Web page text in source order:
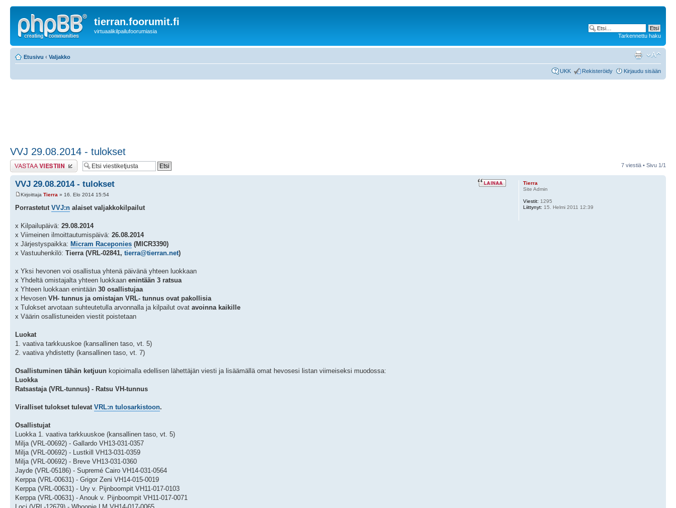
tierran.foorumit.fi
virtuaalikilpailufoorumiasia
Tarkennettu haku
Etusivu ‹ Valjakko
UKK Rekisteröidy Kirjaudu sisään
VVJ 29.08.2014 - tulokset
Lähetä vastaus 7 viestiä • Sivu 1/1
VVJ 29.08.2014 - tulokset
Kirjoittaja Tierra » 16. Elo 2014 15:54
Porrastetut VVJ:n alaiset valjakkokilpailut
x Kilpailupäivä: 29.08.2014
x Viimeinen ilmoittautumispäivä: 26.08.2014
x Järjestyspaikka: Micram Raceponies (MICR3390)
x Vastuuhenkilö: Tierra (VRL-02841, tierra@tierran.net)
x Yksi hevonen voi osallistua yhtenä päivänä yhteen luokkaan
x Yhdeltä omistajalta yhteen luokkaan enintään 3 ratsua
x Yhteen luokkaan enintään 30 osallistujaa
x Hevosen VH- tunnus ja omistajan VRL- tunnus ovat pakollisia
x Tulokset arvotaan suhteutetulla arvonnalla ja kilpailut ovat avoinna kaikille
x Väärin osallistuneiden viestit poistetaan
Luokat
1. vaativa tarkkuuskoe (kansallinen taso, vt. 5)
2. vaativa yhdistetty (kansallinen taso, vt. 7)
Osallistuminen tähän ketjuun kopioimalla edellisen lähettäjän viesti ja lisäämällä omat hevosesi listan viimeiseksi muodossa:
Luokka
Ratsastaja (VRL-tunnus) - Ratsu VH-tunnus
Viralliset tulokset tulevat VRL:n tulosarkistoon.
Osallistujat
Luokka 1. vaativa tarkkuuskoe (kansallinen taso, vt. 5)
Milja (VRL-00692) - Gallardo VH13-031-0357
Milja (VRL-00692) - Lustkill VH13-031-0359
Milja (VRL-00692) - Breve VH13-031-0360
Jayde (VRL-05186) - Supremé Cairo VH14-031-0564
Kerppa (VRL-00631) - Grigor Zeni VH14-015-0019
Kerppa (VRL-00631) - Ury v. Pijnboompit VH11-017-0103
Kerppa (VRL-00631) - Anouk v. Pijnboompit VH11-017-0071
Tierra
Site Admin
Viestit: 1295
Liittynyt: 15. Helmi 2011 12:39